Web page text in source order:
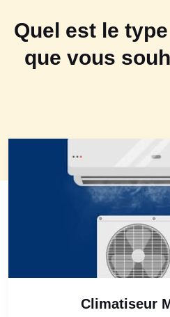
Quel est le
que vous
Climatiseur